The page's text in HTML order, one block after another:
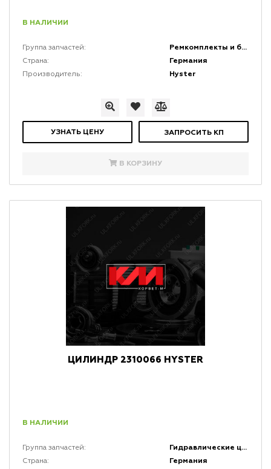
В НАЛИЧИИ
Группа запчастей: Ремкомплекты и быстро изнашивающиеся резиновые части (БИРЧ)
Страна: Германия
Производитель: Hyster
УЗНАТЬ ЦЕНУ ЗАПРОСИТЬ КП
В КОРЗИНУ
ЦИЛИНДР 2310066 HYSTER
В НАЛИЧИИ
Группа запчастей: Гидравлические цилиндры
Страна: Германия